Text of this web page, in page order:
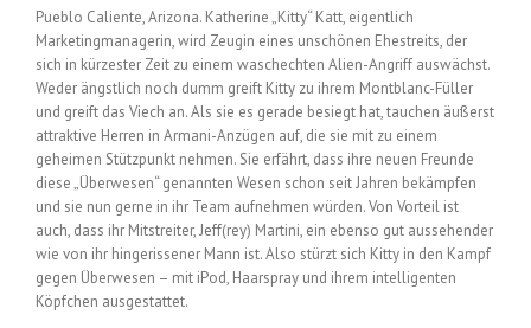
Pueblo Caliente, Arizona. Katherine „Kitty“ Katt, eigentlich
Marketingmanagerin, wird Zeugin eines unschönen Ehestreits, der
sich in kürzester Zeit zu einem waschechten Alien-Angriff auswächst.
Weder ängstlich noch dumm greift Kitty zu ihrem Montblanc-Füller
und greift das Viech an. Als sie es gerade besiegt hat, tauchen äußerst
attraktive Herren in Armani-Anzügen auf, die sie mit zu einem
geheimen Stützpunkt nehmen. Sie erfährt, dass ihre neuen Freunde
diese „Überwesen“ genannten Wesen schon seit Jahren bekämpfen
und sie nun gerne in ihr Team aufnehmen würden. Von Vorteil ist
auch, dass ihr Mitstreiter, Jeff(rey) Martini, ein ebenso gut aussehender
wie von ihr hingerissener Mann ist. Also stürzt sich Kitty in den Kampf
gegen Überwesen – mit iPod, Haarspray und ihrem intelligenten
Köpfchen ausgestattet.